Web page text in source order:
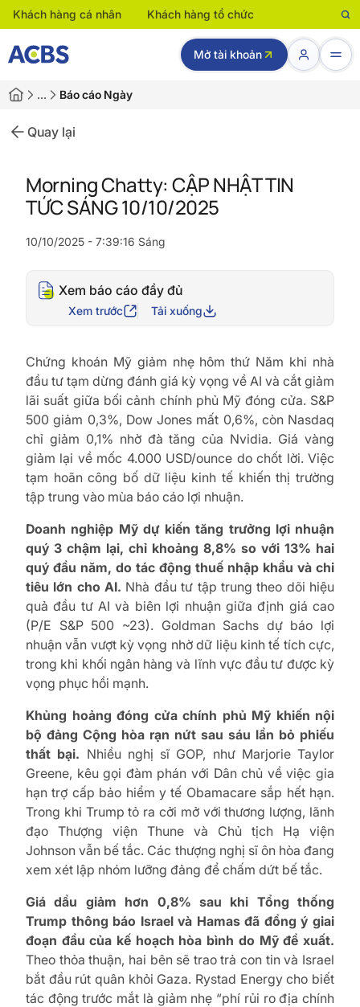
Khách hàng cá nhân Khách hàng tổ chức
Mở tài khoản
… Báo cáo Ngày
Quay lại
Morning Chatty: CẬP NHẬT TIN
TỨC SÁNG 10/10/2025
10/10/2025 - 7:39:16 Sáng
Xem báo cáo đầy đủ
Xem trước Tải xuống
Chứng khoán Mỹ giảm nhẹ hôm thứ Năm khi nhà
đầu tư tạm dừng đánh giá kỳ vọng về AI và cắt giảm
lãi suất giữa bối cảnh chính phủ Mỹ đóng cửa. S&P
500 giảm 0,3%, Dow Jones mất 0,6%, còn Nasdaq
chỉ giảm 0,1% nhờ đà tăng của Nvidia. Giá vàng
giảm lại về mốc 4.000 USD/ounce do chốt lời. Việc
tạm hoãn công bố dữ liệu kinh tế khiến thị trường
tập trung vào mùa báo cáo lợi nhuận.
Doanh nghiệp Mỹ dự kiến tăng trưởng lợi nhuận
quý 3 chậm lại, chỉ khoảng 8,8% so với 13% hai
quý đầu năm, do tác động thuế nhập khẩu và chi
tiêu lớn cho AI. Nhà đầu tư tập trung theo dõi hiệu
quả đầu tư AI và biên lợi nhuận giữa định giá cao
(P/E S&P 500 ~23). Goldman Sachs dự báo lợi
nhuận vẫn vượt kỳ vọng nhờ dữ liệu kinh tế tích cực,
trong khi khối ngân hàng và lĩnh vực đầu tư được kỳ
vọng phục hồi mạnh.
Khủng hoảng đóng cửa chính phủ Mỹ khiến nội
bộ đảng Cộng hòa rạn nứt sau sáu lần bỏ phiếu
thất bại. Nhiều nghị sĩ GOP, như Marjorie Taylor
Greene, kêu gọi đàm phán với Dân chủ về việc gia
hạn trợ cấp bảo hiểm y tế Obamacare sắp hết hạn.
Trong khi Trump tỏ ra cởi mở với thương lượng, lãnh
đạo Thượng viện Thune và Chủ tịch Hạ viện
Johnson vẫn bế tắc. Các thượng nghị sĩ ôn hòa đang
xem xét lập nhóm lưỡng đảng để chấm dứt bế tắc.
Giá dầu giảm hơn 0,8% sau khi Tổng thống
Trump thông báo Israel và Hamas đã đồng ý giai
đoạn đầu của kế hoạch hòa bình do Mỹ đề xuất.
Theo thỏa thuận, hai bên sẽ trao trả con tin và Israel
bắt đầu rút quân khỏi Gaza. Rystad Energy cho biết
tác động trước mắt là giảm nhẹ “phí rủi ro địa chính